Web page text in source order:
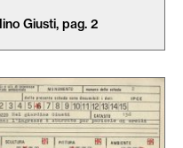
Giusti, pag. 2